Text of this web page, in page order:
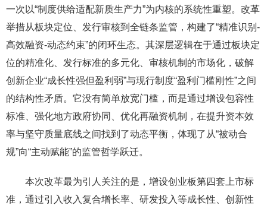
一次以“制度供给适配新质生产力”为内核的系统性重塑。改革
举措从板块定位、发行审核到全链条监管，构建了“精准识别-
高效融资-动态约束”的闭环生态。其深层逻辑在于通过板块定
位的精准化、发行标准的多元化、审核机制的市场化，破解
创新企业“成长性强但盈利弱”与现行制度“盈利门槛刚性”之间
的结构性矛盾。它没有简单放宽门槛，而是通过增设包容性
标准、强化地方政府协同、优化再融资机制，在提升资本效
率与坚守质量底线之间找到了动态平衡，体现了从“被动合
规”向“主动赋能”的监管哲学跃迁。
本次改革最为引人关注的是，增设创业板第四套上市标
准，通过引入收入复合增长率、研发投入等成长性、创新性